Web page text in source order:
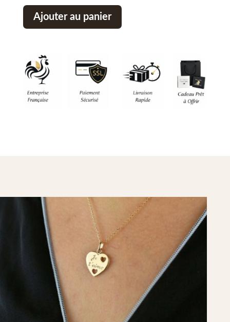
Ajouter au panier